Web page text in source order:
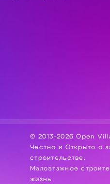
© 2013-2026 Open
Честно и Открыто о
строительстве.
Малоэтажное
жизнь